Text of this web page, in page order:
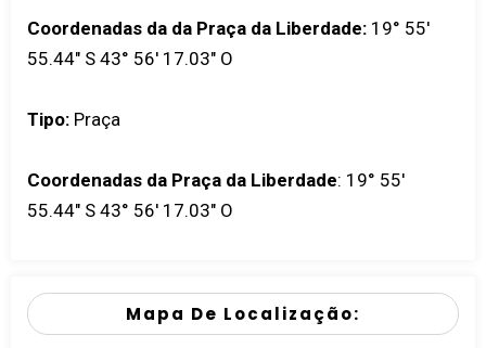
Coordenadas da da Praça da Liberdade: 19° 55'
55.44" S 43° 56' 17.03" O
Tipo: Praça
Coordenadas da Praça da Liberdade: 19° 55'
55.44" S 43° 56' 17.03" O
Mapa De Localização: